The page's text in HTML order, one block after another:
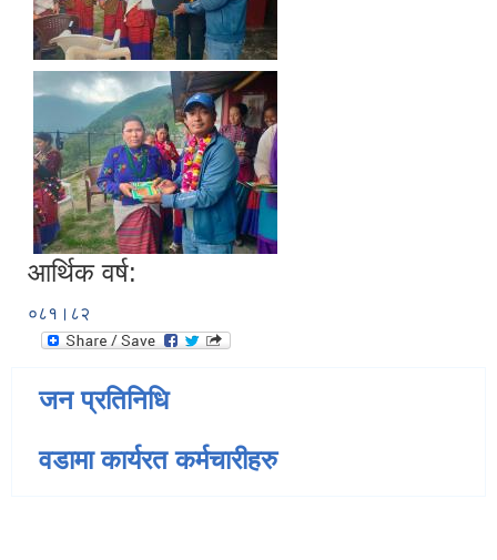
आर्थिक वर्ष:
०८१।८२
जन प्रतिनिधि
वडामा कार्यरत कर्मचारीहरु